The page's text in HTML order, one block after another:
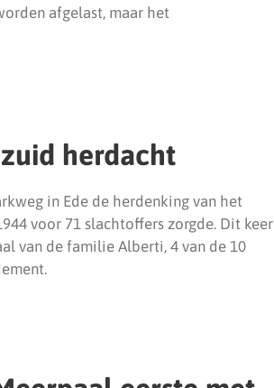
afgelast, maar het
herdacht
in Ede de herdenking van het
voor 71 slachtoffers zorgde. Dit keer
van de familie Alberti, 4 van de 10